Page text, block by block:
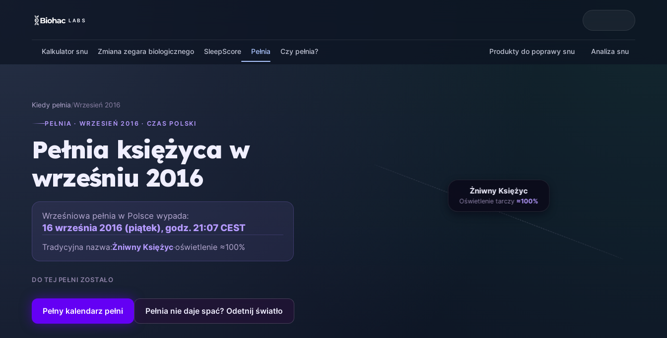
LABS
Kalkulator snu Zmiana zegara biologicznego SleepScore Pełnia Czy pełnia? Produkty do poprawy snu Analiza snu
Kiedy pełnia/Wrzesień 2016
PEŁNIA · WRZESIEŃ 2016 · CZAS POLSKI
Pełnia księżyca w
wrześniu 2016
Wrześniowa pełnia w Polsce wypada:
16 września 2016 (piątek), godz. 21:07 CEST
Tradycyjna nazwa:Żniwny Księżyc·oświetlenie ≈100%
DO TEJ PEŁNI ZOSTAŁO
Pełny kalendarz pełni Pełnia nie daje spać? Odetnij światło
Żniwny Księżyc
Oświetlenie tarczy ≈100%